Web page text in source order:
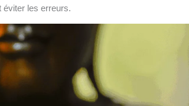
éviter les erreurs.